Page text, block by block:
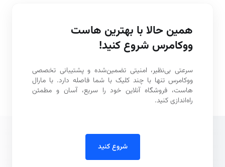
همین حالا با بهترین هاست
ووکامرس شروع کنید!
سرعتی بی‌نظیر، امنیتی تضمین‌شده و پشتیبانی تخصصی
ووکامرس تنها با چند کلیک با شما فاصله دارد. با مارال
هاست، فروشگاه آنلاین خود را سریع، آسان و مطمئن
راه‌اندازی کنید.
شروع کنید